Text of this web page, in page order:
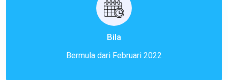
Bila
Bermula dari Februari 2022